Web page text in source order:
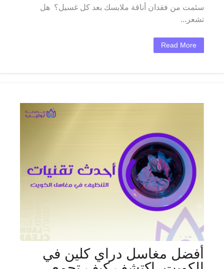
سئمت من فقدان أناقة ملابسك بعد كل غسيل؟ هل
تشعر...
Read More
أفضل مغاسل دراي كلين في